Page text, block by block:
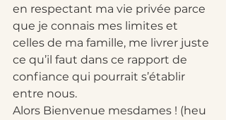
en respectant ma vie privée parce
que je connais mes limites et
celles de ma famille, me livrer juste
ce qu’il faut dans ce rapport de
confiance qui pourrait s’établir
entre nous.
Alors Bienvenue mesdames ! (heu